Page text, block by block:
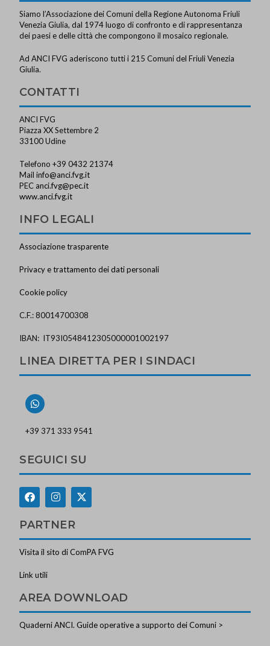
Siamo l’Associazione dei Comuni della Regione Autonoma Friuli
Venezia Giulia, dal 1974 luogo di confronto e di rappresentanza
dei paesi e delle città che compongono il mosaico regionale.
Ad ANCI FVG aderiscono tutti i 215 Comuni del Friuli Venezia
Giulia.
CONTATTI
ANCI FVG
Piazza XX Settembre 2
33100 Udine
Telefono +39 0432 21374
Mailinfo@anci.fvg.it
PEC anci.fvg@pec.it
www.anci.fvg.it
INFO LEGALI
Associazione trasparente
Privacy e trattamento dei dati personali
Cookie policy
C.F.: 80014700308
IBAN: IT93I0548412305000001002197
LINEA DIRETTA PER I SINDACI
+39 371 333 9541
SEGUICI SU
PARTNER
Visita il sito di ComPA FVG
Link utili
AREA DOWNLOAD
Quaderni ANCI. Guide operative a supporto dei Comuni >